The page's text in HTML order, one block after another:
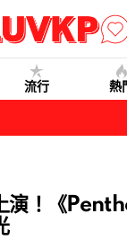
流行 熱
演！《